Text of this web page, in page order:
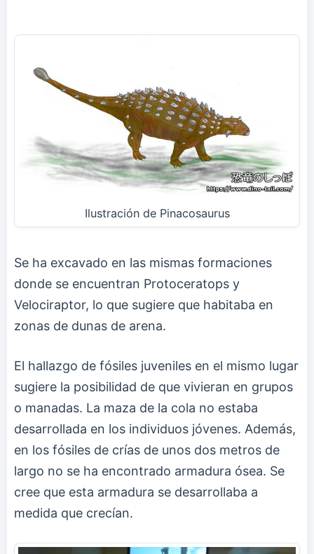
Ilustración de Pinacosaurus
Se ha excavado en las mismas formaciones
donde se encuentran Protoceratops y
Velociraptor, lo que sugiere que habitaba en
zonas de dunas de arena.
El hallazgo de fósiles juveniles en el mismo lugar
sugiere la posibilidad de que vivieran en grupos
o manadas. La maza de la cola no estaba
desarrollada en los individuos jóvenes. Además,
en los fósiles de crías de unos dos metros de
largo no se ha encontrado armadura ósea. Se
cree que esta armadura se desarrollaba a
medida que crecían.